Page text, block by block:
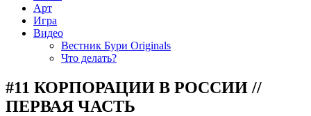
Арт
Игра
Видео
Вестник Бури Originals
Что делать?
#11 КОРПОРАЦИИ В РОССИИ //
ПЕРВАЯ ЧАСТЬ